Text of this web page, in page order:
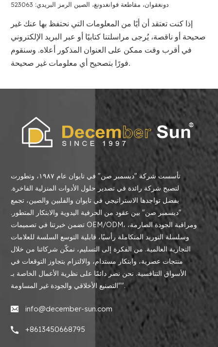
دونغقوان، مقاطعة قوانغدونغ، الصين الرمز البريدي: 523063
إذا كنت تعتقد أن أيًا من المعلومات التي نحتفظ بها عنك غير
صحيحة أو ناقصة، يُرجى مراسلتنا كتابيًا أو عبر البريد الإلكتروني
في أقرب وقت ممكن على العنوان المذكور أعلاه. وسنقوم
فورًا بتصحيح أي معلومات غير صحيحة.
تأسست شركة "ديسمبر صن" في تايوان عام ١٩٨٧، وتطورت
لتصبح شركة رائدة في تصدير حلول الأدوات المنزلية الفاخرة.
بفضل تواجدها الاستراتيجي في تايوان والفلبين والصين، تجمع
"ديسمبر صن" بين عقود من الحرفية اليدوية والابتكار المتطور.
تضمن خبرتنا في تصميمات OEM/ODM، ومراقبة الجودة الصارمة،
وسلسلة التوريد المتكاملة رأسيًا، قابلية التوسع السلسة للعلامات
التجارية العالمية. من الفكرة إلى التسليم، نمكّن شركائنا من خلال
منتجات عصرية، وابتكار مستدام، والالتزام بتجاوز التوقعات في
الأسواق التنافسية. نحن نصر دائمًا على نظرية الأعمال الخاصة بـ
"التصنيع الأخلاقي والجودة غير المساومة".
info@december-sun.com
+8613450668795